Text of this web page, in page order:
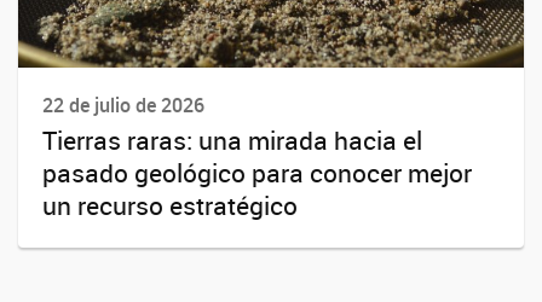
22 de julio de 2026
Tierras raras: una mirada hacia el
pasado geológico para conocer mejor
un recurso estratégico